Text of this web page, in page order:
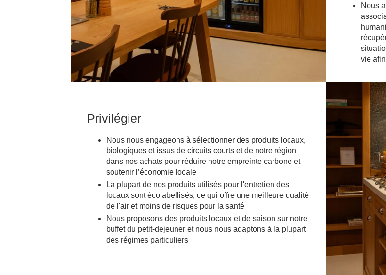
Nous
vie
Privilégier
Nous nous engageons à sélectionner des produits locaux,
biologiques et issus de circuits courts et de notre région
dans nos achats pour réduire notre empreinte carbone et
soutenir l’économie locale
La plupart de nos produits utilisés pour l'entretien des
locaux sont écolabellisés, ce qui offre une meilleure qualité
de l'air et moins de risques pour la santé
Nous proposons des produits locaux et de saison sur notre
buffet du petit-déjeuner et nous nous adaptons à la plupart
des régimes particuliers
FR